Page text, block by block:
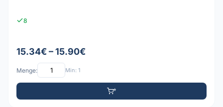
8
15.34€ – 15.90€
Menge: Min: 1